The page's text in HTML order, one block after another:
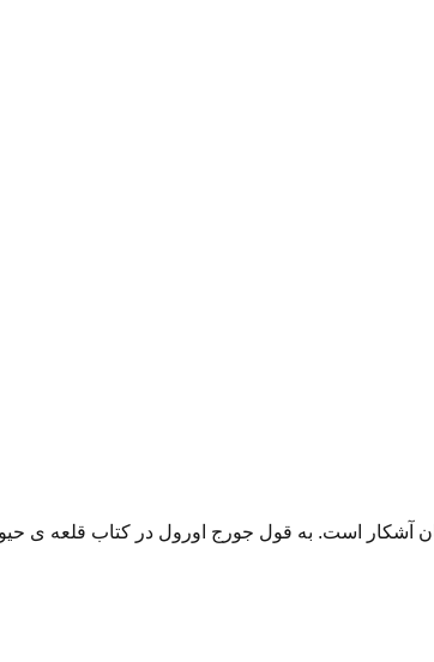
آشکار است. به قول جورج اورول در کتاب قلعه ی